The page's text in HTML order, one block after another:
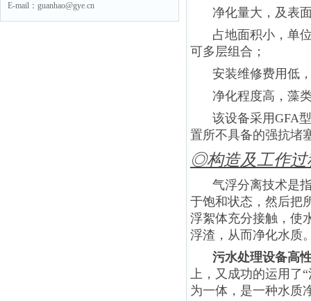
E-mail：guanhao@gye.cn
净化量大，及表
占地面积小，单
可多层组合；
安装维修费用低
净化程度高，藻
该设备采用GFA
置所不具备的强抗堵
◎构造及工作过
气浮分离技术是
于饱和状态，然后把
浮絮体充分接触，使
浮渣，从而净化水质
污水处理设备高
上，又成功的运用了
为一体，是一种水质